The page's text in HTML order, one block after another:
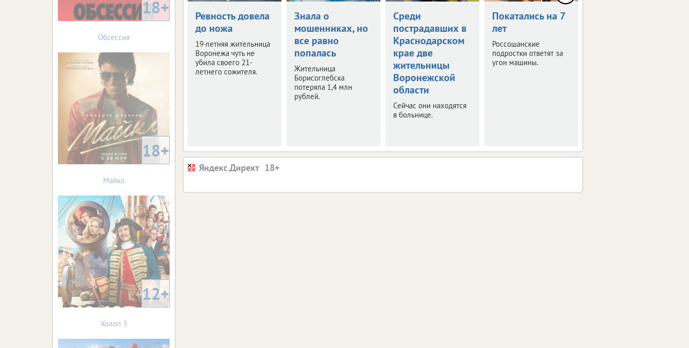
Ревность довела
до ножа
19-летняя жительница
Воронежа чуть не
убила своего 21-
летнего сожителя.
Знала о
мошенниках, но
все равно
попалась
Жительница
Борисоглебска
потеряла 1,4 млн
рублей.
Среди
пострадавших в
Краснодарском
крае две
жительницы
Воронежской
области
Сейчас они находятся
в больнице.
Покатались на 7
лет
Россошанские
подростки ответят за
угон машины.
Яндекс.Директ
18+
Обсессия
18+
Майкл
12+
Холоп 3